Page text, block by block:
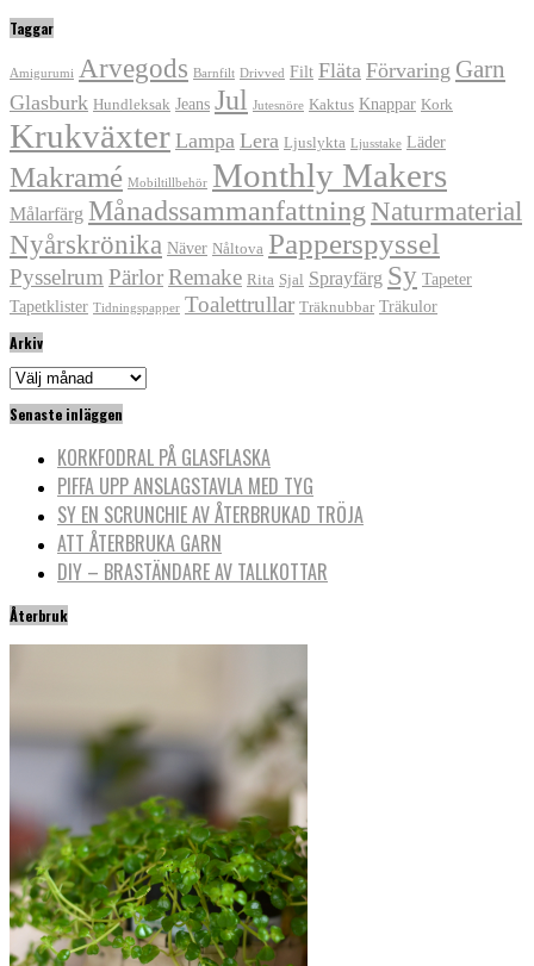
Taggar
Amigurumi Arvegods Barnfilt Drivved Filt Fläta Förvaring Garn
Glasburk Hundleksak Jeans Jul Jutesnöre Kaktus Knappar Kork
Krukväxter Lampa Lera Ljuslykta Ljusstake Läder
Makramé Mobiltillbehör Monthly Makers
Målarfärg Månadssammanfattning Naturmaterial
Nyårskrönika Näver Nåltova Papperspyssel
Pysselrum PärlorRemake Rita Sjal Sprayfärg Sy Tapeter
Tapetklister Tidningspapper Toalettrullar Träknubbar Träkulor
Arkiv
Arkiv
Senaste inläggen
KORKFODRAL PÅ GLASFLASKA
PIFFA UPP ANSLAGSTAVLA MED TYG
SY EN SCRUNCHIE AV ÅTERBRUKAD TRÖJA
ATT ÅTERBRUKA GARN
DIY – BRASTÄNDARE AV TALLKOTTAR
Återbruk